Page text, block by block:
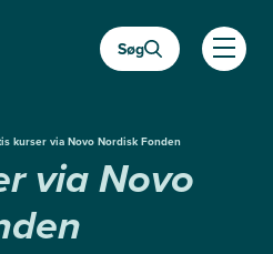
Søg
Åben
kurser via ­Novo Nordisk Fonden
via ­Novo